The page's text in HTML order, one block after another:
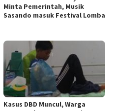
Minta Pemerintah, Musik
Sasando masuk Festival Lomba
Kasus DBD Muncul, Warga